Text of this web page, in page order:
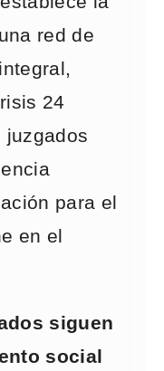
red de
24
juzgados
para el
en el
siguen
social